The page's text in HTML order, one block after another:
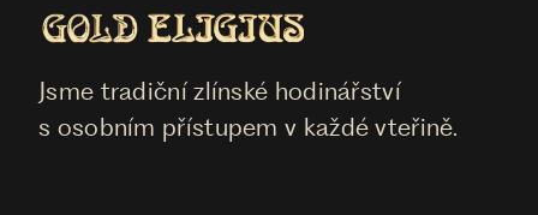
Jsme tradiční zlínské hodinářství
s osobním přístupem v každé vteřině.